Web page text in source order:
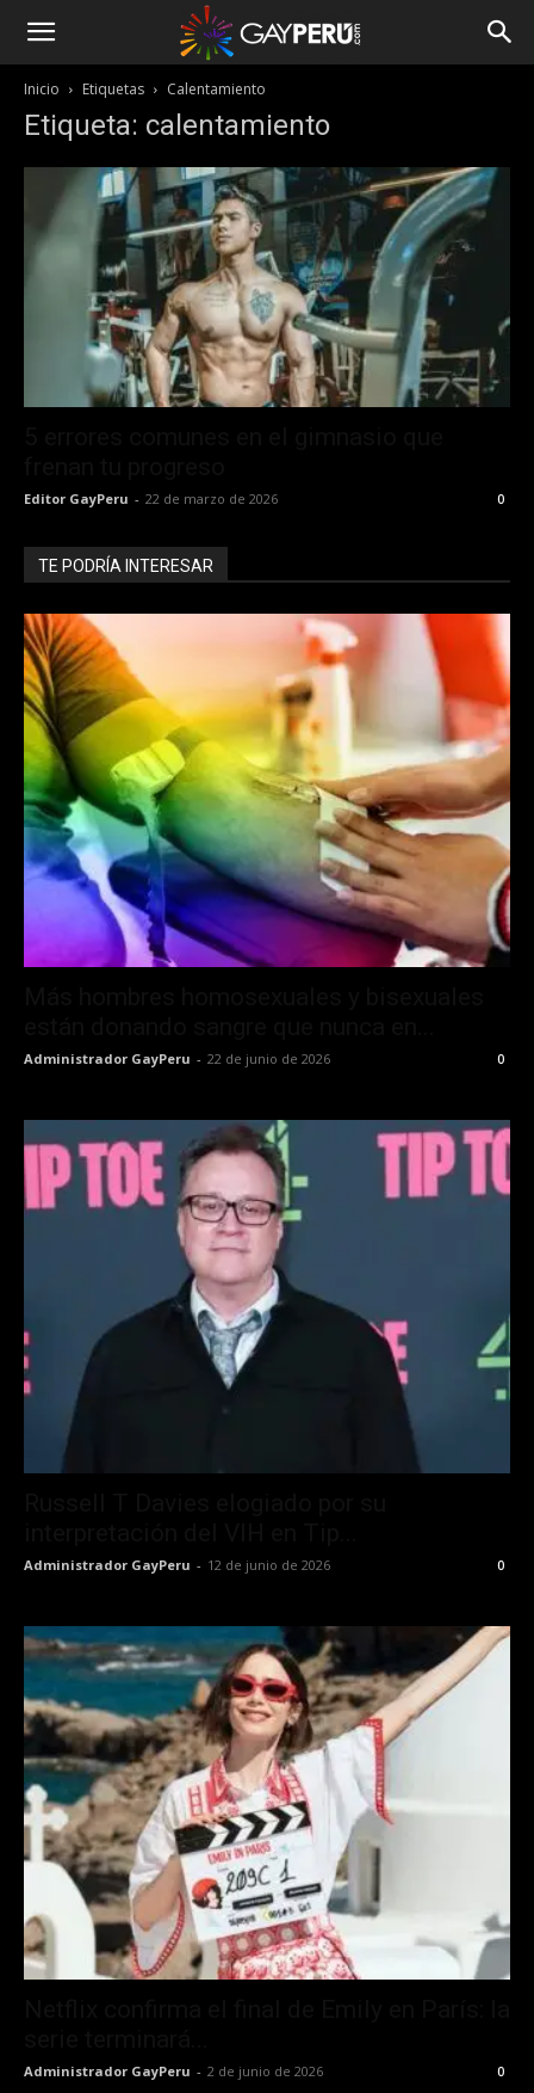
Inicio Etiquetas Calentamiento
Etiqueta: calentamiento
Editor GayPeru - 22 de marzo de 2026 0
TE PODRÍA INTERESAR
Administrador GayPeru - 22 de junio de 2026 0
Administrador GayPeru - 12 de junio de 2026 0
Administrador GayPeru - 2 de junio de 2026 0